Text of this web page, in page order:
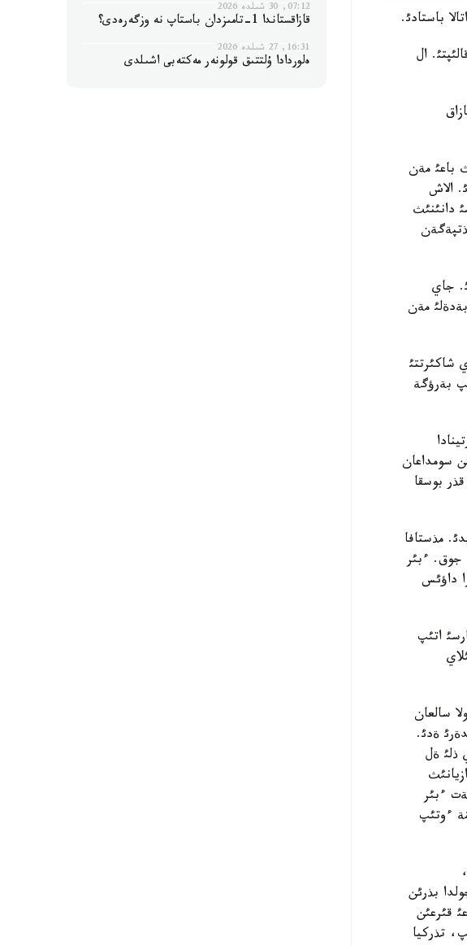
باستادئ.
ال
باعئ مةن
الاش
دانئنئث
جاي
مةن
شاكئرتتئ
بةرؤگة
سومداعان
بوسقا
مذستافا
جوق. ءبئر
داؤئس
اتئپ
سالعان
ةدئ.
ذلئ ةل
ءبئر
ءوتئپ
جولدا بذرئن
قئرعئن
تذركيا
07:12, 30 شىلدە 2026
قازاقستاندا 1-تامىزدان باستاپ نە وزگەرەدى؟
16:31, 27 شىلدە 2026
ەلوردادا ۇلتتىق قولونەر مەكتەبى اشىلدى